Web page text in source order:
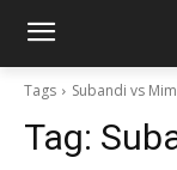
Tags Subandi vs
Tag: